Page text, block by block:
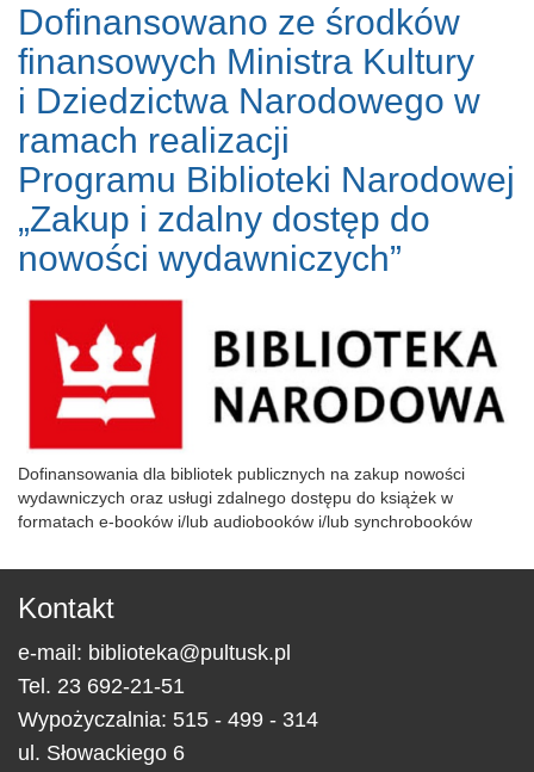
Dofinansowano ze środków
finansowych Ministra Kultury
i Dziedzictwa Narodowego w
ramach realizacji
Programu Biblioteki Narodowej
„Zakup i zdalny dostęp do
nowości wydawniczych”
Dofinansowania dla bibliotek publicznych na zakup nowości
wydawniczych oraz usługi zdalnego dostępu do książek w
formatach e-booków i/lub audiobooków i/lub synchrobooków
Kontakt
e-mail: biblioteka@pultusk.pl
Tel. 23 692-21-51
Wypożyczalnia: 515 - 499 - 314
ul. Słowackiego 6